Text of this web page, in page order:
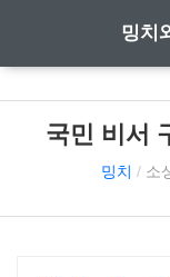
국민 비서
밍치 / 소